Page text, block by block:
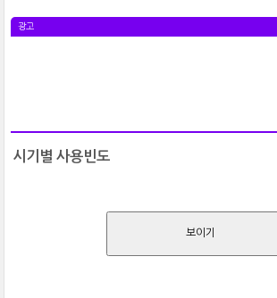
광고
시기별 사용빈도
보이기